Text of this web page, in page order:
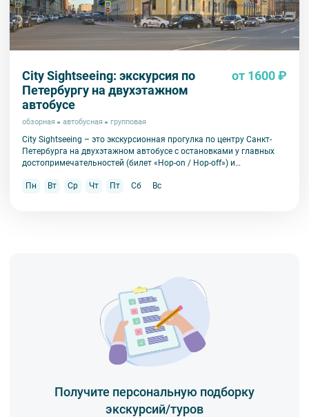
City Sightseeing: экскурсия по
Петербургу на двухэтажном
автобусе
от 1600 ₽
обзорная автобусная групповая
City Sightseeing – это экскурсионная прогулка по центру Санкт-
Петербурга на двухэтажном автобусе с остановками у главных
достопримечательностей (билет «Hop-on / Hop-off») и
Пн
Вт Ср Чт Пт Сб Вс
Получите персональную подборку
экскурсий/туров